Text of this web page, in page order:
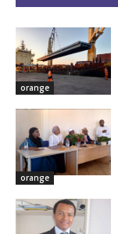
orange
orange